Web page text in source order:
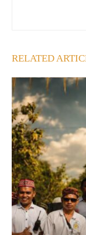
RELATED